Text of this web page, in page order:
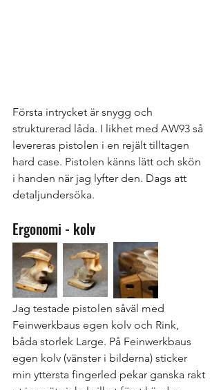
Första intrycket är snygg och
strukturerad låda. I likhet med AW93 så
levereras pistolen i en rejält tilltagen
hard case. Pistolen känns lätt och skön
i handen när jag lyfter den. Dags att
detaljundersöka.
Ergonomi - kolv
Jag testade pistolen såväl med
Feinwerkbaus egen kolv och Rink,
båda storlek Large. På Feinwerkbaus
egen kolv (vänster i bilderna) sticker
min yttersta fingerled pekar ganska rakt